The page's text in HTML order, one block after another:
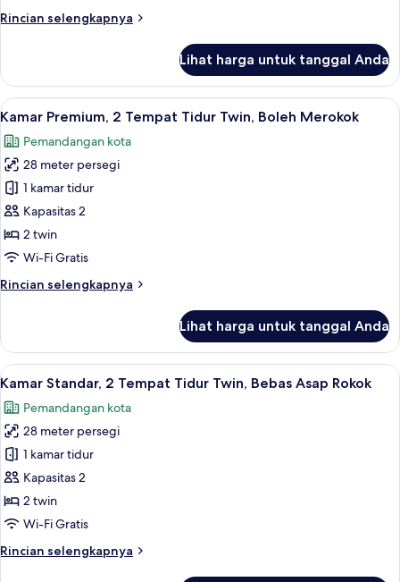
King,
Rincian selengkapnya
Rincian
Kamar
Premium,
1
Tidur
King,
Boleh
Merokok
Lihat harga untuk tanggal Anda
Lihat
semua
foto
untuk
Kamar
Premium,
2
Tempat
Twin,
Seprai premium, selimut bulu
4
Kamar Premium, 2 Tempat Tidur Twin, Boleh Merokok
Pemandangan kota
28 meter persegi
1 kamar tidur
Kapasitas 2
2 twin
Wi-Fi Gratis
Rincian selengkapnya
Rincian
Kamar
Premium,
2
Tidur
Twin,
Boleh
Merokok
Lihat harga untuk tanggal Anda
Lihat
semua
foto
untuk
Kamar
Standar,
2
Tempat
Twin,
Seprai premium, selimut bulu
3
Kamar Standar, 2 Tempat Tidur Twin, Bebas Asap Rokok
Pemandangan kota
28 meter persegi
1 kamar tidur
Kapasitas 2
2 twin
Wi-Fi Gratis
Rincian selengkapnya
Rincian